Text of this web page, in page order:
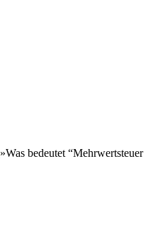
»Was bedeutet “Mehrwertsteuer